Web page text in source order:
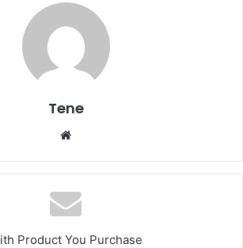
Tene
Website
Product You Purchase